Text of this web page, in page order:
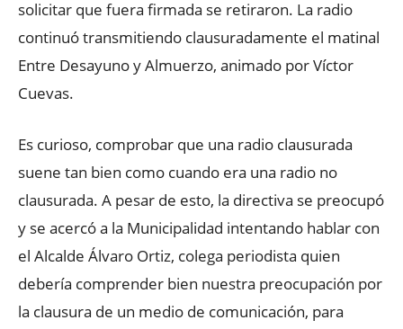
solicitar que fuera firmada se retiraron. La radio
continuó transmitiendo clausuradamente el matinal
Entre Desayuno y Almuerzo, animado por Víctor
Cuevas.
Es curioso, comprobar que una radio clausurada
suene tan bien como cuando era una radio no
clausurada. A pesar de esto, la directiva se preocupó
y se acercó a la Municipalidad intentando hablar con
el Alcalde Álvaro Ortiz, colega periodista quien
debería comprender bien nuestra preocupación por
la clausura de un medio de comunicación, para